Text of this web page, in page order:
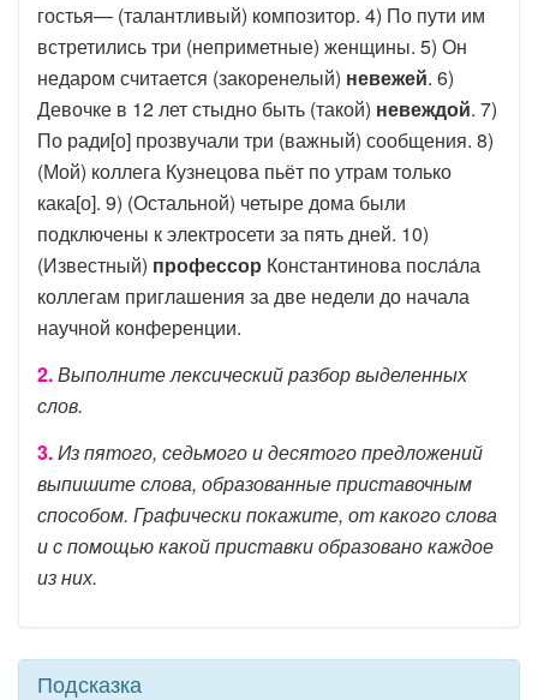
гостья— (талантливый) композитор. 4) По пути им
встретились три (неприметные) женщины. 5) Он
недаром считается (закоренелый) невежей. 6)
Девочке в 12 лет стыдно быть (такой) невеждой. 7)
По ради[о] прозвучали три (важный) сообщения. 8)
(Мой) коллега Кузнецова пьёт по утрам только
кака[о]. 9) (Остальной) четыре дома были
подключены к электросети за пять дней. 10)
(Известный) профессор Константинова посла́ла
коллегам приглашения за две недели до начала
научной конференции.
2.Выполните лексический разбор выделенных
слов.
3.Из пятого, седьмого и десятого предложений
выпишите слова, образованные приставочным
способом. Графически покажите, от какого слова
и с помощью какой приставки образовано каждое
из них.
Подсказка